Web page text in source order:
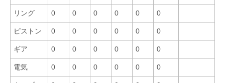
リング 0 0 0 0 0 0
ピストン 0 0 0 0 0 0
ギア 0 0 0 0 0 0
電気 0 0 0 0 0 0